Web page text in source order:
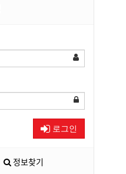
로그인
정보찾기